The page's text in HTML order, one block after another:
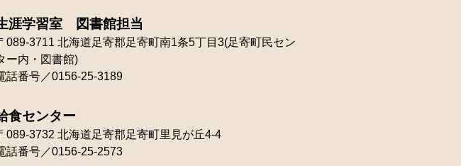
涯学習室 図書館担当
089-3711 北海道足寄郡足寄町南1条5丁目3(足寄町民セン
ー内・図書館)
話番号／0156-25-3189
食センター
089-3732 北海道足寄郡足寄町里見が丘4-4
話番号／0156-25-2573